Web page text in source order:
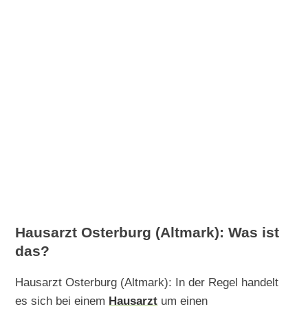
Hausarzt Osterburg (Altmark): Was ist
das?
Hausarzt Osterburg (Altmark): In der Regel handelt
es sich bei einem Hausarzt um einen